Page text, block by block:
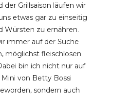
der Grillsaison läufen wir
etwas gar zu einseitig
Würsten zu ernähren.
immer auf der Suche
möglichst fleischlosen
bin ich nicht nur auf
Mini von Betty Bossi
sondern auch